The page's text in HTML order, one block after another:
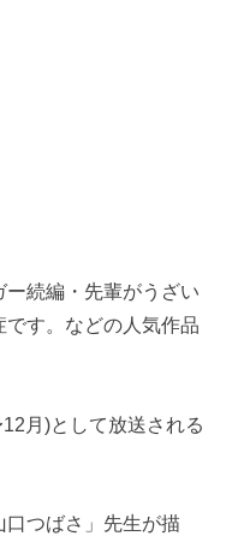
続編・先輩がうざい
す。などの人気作品
月)として放送される
つばさ」先生が描